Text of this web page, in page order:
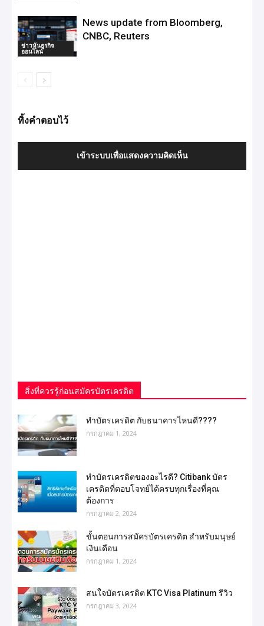
ข่าวหุ้นธุรกิจ
ออนไลน์
News update from Bloomberg,
CNBC, Reuters
ทิ้งคำตอบไว้
เข้าระบบเพื่อแสดงความคิดเห็น
สิ่งที่ควรรู้ก่อนสมัครบัตรเครดิต
ทำบัตรเครดิต กับธนาคารไหนดี????
กรกฎาคม 1, 2024
ทำบัตรเครดิตของอะไรดี? Citibank บัตร
เครดิตที่ตอบโจทย์ได้ครบทุกเรื่องที่คุณ
ต้องการ
กรกฎาคม 2, 2024
ขั้นตอนการสมัครบัตรเครดิต สำหรับมนุษย์
เงินเดือน
กรกฎาคม 1, 2024
สนใจบัตรเครดิต KTC Visa Platinum รีวิว
กรกฎาคม 3, 2024